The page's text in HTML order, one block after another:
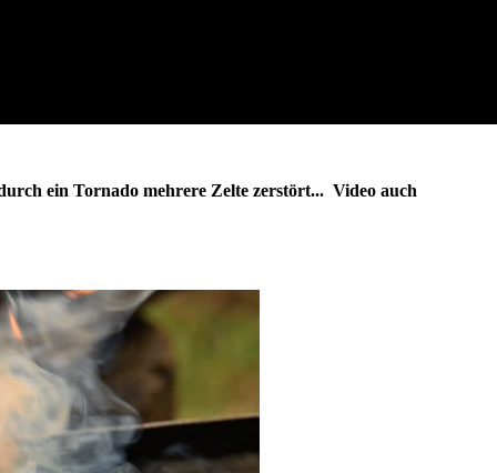
ein Tornado mehrere Zelte zerstört... Video auch